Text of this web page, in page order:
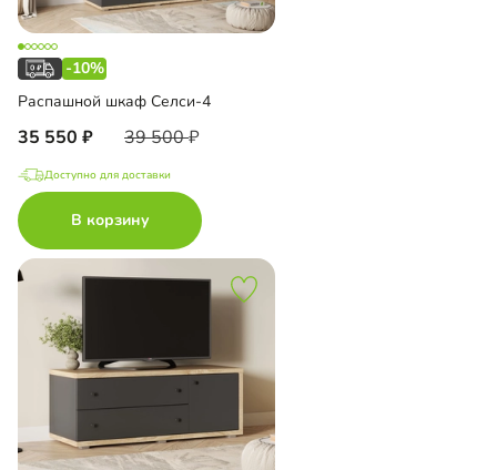
-10%
Распашной шкаф Селси-4
35 550 39 500
Доступно для доставки
В корзину